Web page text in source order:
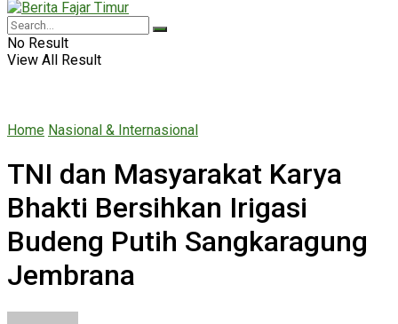
No Result
View All Result
Home Nasional & Internasional
TNI dan Masyarakat Karya
Bhakti Bersihkan Irigasi
Budeng Putih Sangkaragung
Jembrana